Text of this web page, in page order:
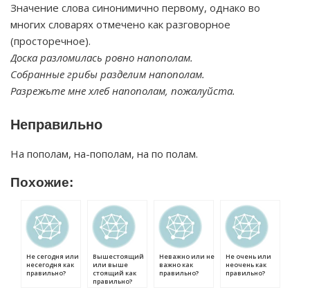
Значение слова синонимично первому, однако во
многих словарях отмечено как разговорное
(просторечное).
Доска разломилась ровно напополам.
Собранные грибы разделим напополам.
Разрежьте мне хлеб напополам, пожалуйста.
Неправильно
На пополам, на-пополам, на по полам.
Похожие:
Не сегодня или
несегодня как
правильно?
Вышестоящий
или выше
стоящий как
правильно?
Неважно или не
важно как
правильно?
Не очень или
неочень как
правильно?